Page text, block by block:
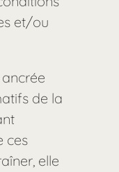
et/ou
de la
ces
elle